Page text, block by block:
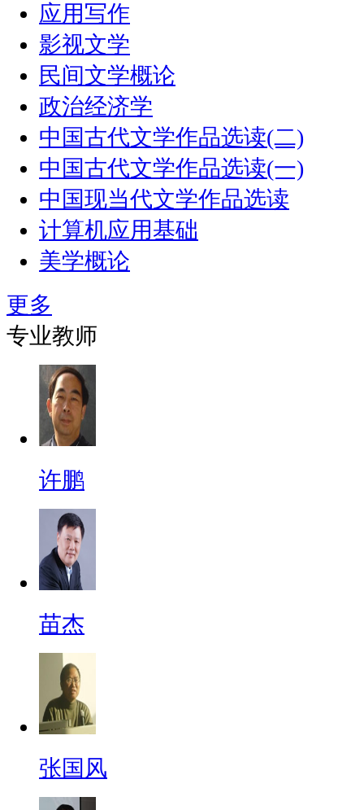
应用写作
影视文学
民间文学概论
政治经济学
中国古代文学作品选读(二)
中国古代文学作品选读(一)
中国现当代文学作品选读
计算机应用基础
美学概论
更多
专业教师
许鹏
苗杰
张国风